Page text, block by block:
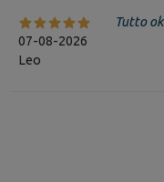
07-08-2026
Leo
Tutto ok